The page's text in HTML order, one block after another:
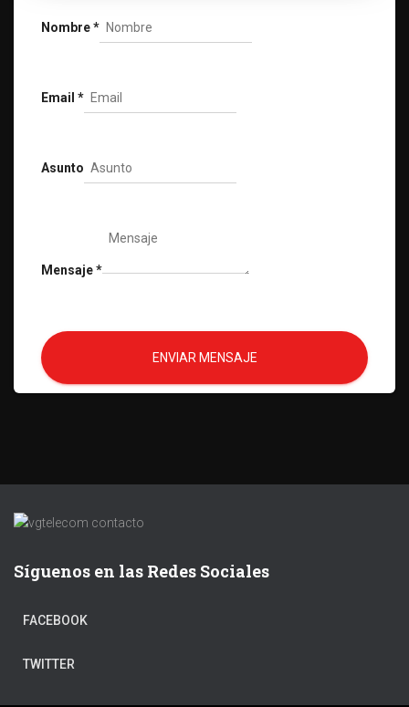
Nombre*
Email *
Asunto
Mensaje*
ENVIAR MENSAJE
Síguenos en las Redes Sociales
FACEBOOK
TWITTER